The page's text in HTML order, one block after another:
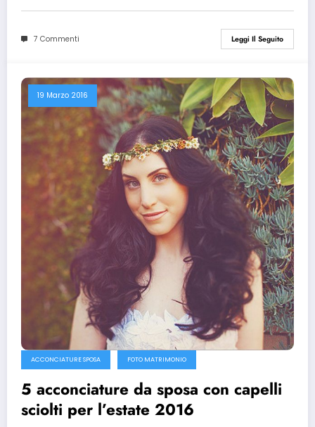
7 Commenti Leggi Il Seguito
19 Marzo 2016
ACCONCIATURE SPOSA FOTO MATRIMONIO
5 acconciature da sposa con capelli
sciolti per l’estate 2016